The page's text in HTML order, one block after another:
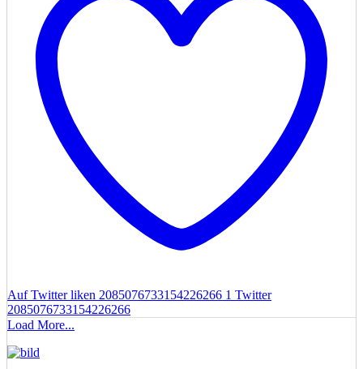
Auf Twitter liken 2085076733154226266 1 Twitter
2085076733154226266
Load More...